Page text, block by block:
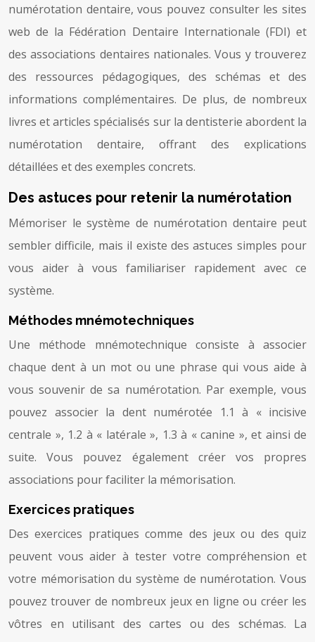
numérotation dentaire, vous pouvez consulter les sites
web de la Fédération Dentaire Internationale (FDI) et
des associations dentaires nationales. Vous y trouverez
des ressources pédagogiques, des schémas et des
informations complémentaires. De plus, de nombreux
livres et articles spécialisés sur la dentisterie abordent la
numérotation dentaire, offrant des explications
détaillées et des exemples concrets.
Des astuces pour retenir la numérotation
Mémoriser le système de numérotation dentaire peut
sembler difficile, mais il existe des astuces simples pour
vous aider à vous familiariser rapidement avec ce
système.
Méthodes mnémotechniques
Une méthode mnémotechnique consiste à associer
chaque dent à un mot ou une phrase qui vous aide à
vous souvenir de sa numérotation. Par exemple, vous
pouvez associer la dent numérotée 1.1 à « incisive
centrale », 1.2 à « latérale », 1.3 à « canine », et ainsi de
suite. Vous pouvez également créer vos propres
associations pour faciliter la mémorisation.
Exercices pratiques
Des exercices pratiques comme des jeux ou des quiz
peuvent vous aider à tester votre compréhension et
votre mémorisation du système de numérotation. Vous
pouvez trouver de nombreux jeux en ligne ou créer les
vôtres en utilisant des cartes ou des schémas. La